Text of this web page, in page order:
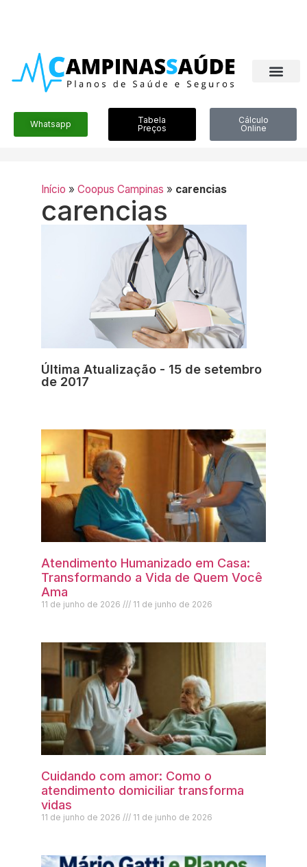
Whatsapp
Tabela
Preços
Cálculo
Online
Início » Coopus Campinas » carencias
carencias
Última Atualização - 15 de setembro
de 2017
Atendimento Humanizado em Casa:
Transformando a Vida de Quem Você
Ama
11 de junho de 2026 11 de junho de 2026
Cuidando com amor: Como o
atendimento domiciliar transforma
vidas
11 de junho de 2026 11 de junho de 2026